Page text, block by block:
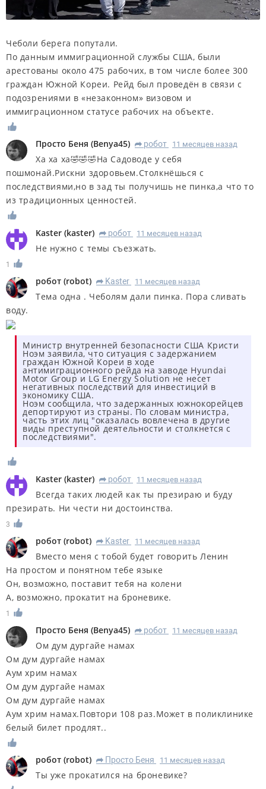
Чеболи берега попутали.
По данным иммиграционной службы США, были
арестованы около 475 рабочих, в том числе более 300
граждан Южной Кореи. Рейд был проведён в связи с
подозрениями в «незаконном» визовом и
иммиграционном статусе рабочих на объекте.
Просто Беня (Benya45) R робот 11 месяцев назад
Ха ха ха🤣🤣🤣На Садоводе у себя
пошмонай.Рискни здоровьем.Столкнёшься с
последствиями,но в зад ты получишь не пинка,а что то
из традиционных ценностей.
Kaster (kaster) R робот 11 месяцев назад
Не нужно с темы съезжать.
1
робот (robot) R Kaster 11 месяцев назад
Тема одна . Чеболям дали пинка. Пора сливать
воду.
Министр внутренней безопасности США Кристи
Ноэм заявила, что ситуация с задержанием
граждан Южной Кореи в ходе
антимиграционного рейда на заводе Hyundai
Motor Group и LG Energy Solution не несет
негативных последствий для инвестиций в
экономику США.
Ноэм сообщила, что задержанных южнокорейцев
депортируют из страны. По словам министра,
часть этих лиц "оказалась вовлечена в другие
виды преступной деятельности и столкнется с
последствиями".
Kaster (kaster) R робот 11 месяцев назад
Всегда таких людей как ты презираю и буду
презирать. Ни чести ни достоинства.
3
робот (robot) R Kaster 11 месяцев назад
Вместо меня с тобой будет говорить Ленин
На простом и понятном тебе языке
Он, возможно, поставит тебя на колени
А, возможно, прокатит на броневике.
1
Просто Беня (Benya45) R робот 11 месяцев назад
Ом дум дургайе намах
Ом дум дургайе намах
Аум хрим намах
Ом дум дургайе намах
Ом дум дургайе намах
Аум хрим намах.Повтори 108 раз.Может в поликлинике
белый билет продлят..
робот (robot) R Просто Беня 11 месяцев назад
Ты уже прокатился на броневике?